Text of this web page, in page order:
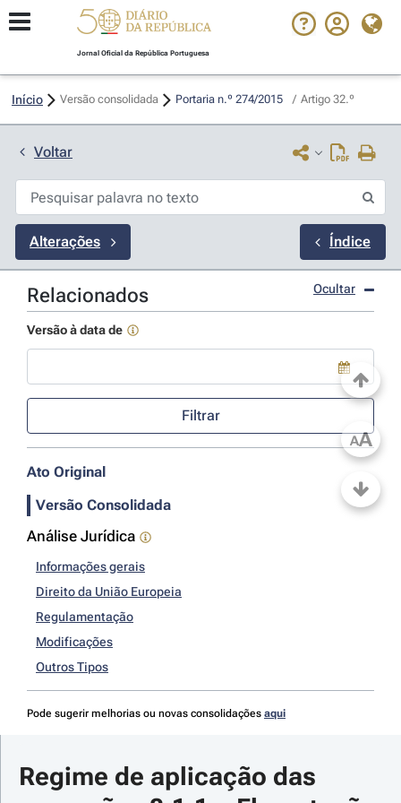
Jornal Oficial da República Portuguesa
Início Versão consolidada Portaria n.º 274/2015 / Artigo 32.º
Voltar
Alterações Índice
Relacionados Ocultar
Versão à data de
Use a tecla de seta para baixo para abrir o calendário; Use as
Filtrar
Ato Original
Versão Consolidada
Análise Jurídica
Informações gerais
Direito da União Europeia
Regulamentação
Modificações
Outros Tipos
Pode sugerir melhorias ou novas consolidações aqui
Regime de aplicação das
AA